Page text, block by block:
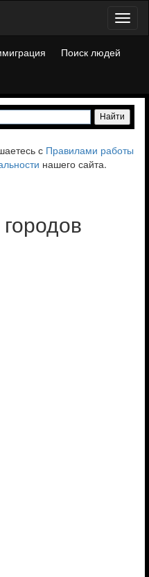
Поиск людей
с Правилами работы
нашего сайта.